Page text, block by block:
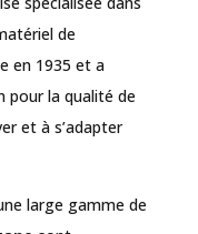
de
en 1935 et a
pour la qualité de
et à s’adapter
large gamme de